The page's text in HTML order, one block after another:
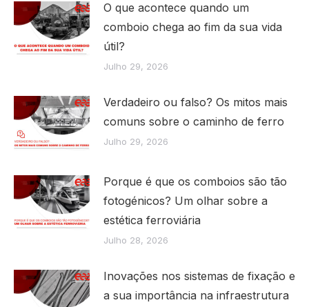
O que acontece quando um
comboio chega ao fim da sua vida
útil?
Julho 29, 2026
Verdadeiro ou falso? Os mitos mais
comuns sobre o caminho de ferro
Julho 29, 2026
Porque é que os comboios são tão
fotogénicos? Um olhar sobre a
estética ferroviária
Julho 28, 2026
Inovações nos sistemas de fixação e
a sua importância na infraestrutura